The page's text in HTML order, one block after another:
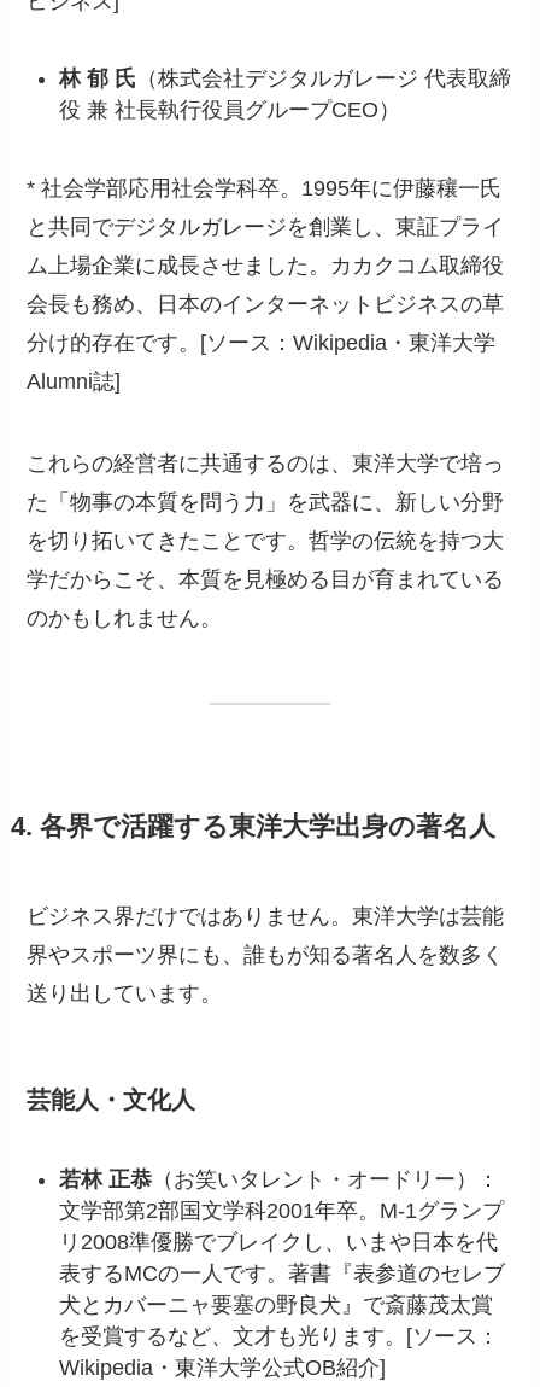
林 郁 氏 （株式会社デジタルガレージ 代表取締
役 兼 社長執行役員グループCEO）
* 社会学部応用社会学科卒。1995年に伊藤穰一氏
と共同でデジタルガレージを創業し、東証プライ
ム上場企業に成長させました。カカクコム取締役
会長も務め、日本のインターネットビジネスの草
分け的存在です。[ソース：Wikipedia・東洋大学
Alumni誌]
これらの経営者に共通するのは、東洋大学で培っ
た「物事の本質を問う力」を武器に、新しい分野
を切り拓いてきたことです。哲学の伝統を持つ大
学だからこそ、本質を見極める目が育まれている
のかもしれません。
4. 各界で活躍する東洋大学出身の著名人
ビジネス界だけではありません。東洋大学は芸能
界やスポーツ界にも、誰もが知る著名人を数多く
送り出しています。
芸能人・文化人
若林 正恭 （お笑いタレント・オードリー）：
文学部第2部国文学科2001年卒。M-1グランプ
リ2008準優勝でブレイクし、いまや日本を代
表するMCの一人です。著書『表参道のセレブ
犬とカバーニャ要塞の野良犬』で斎藤茂太賞
を受賞するなど、文才も光ります。[ソース：
Wikipedia・東洋大学公式OB紹介]